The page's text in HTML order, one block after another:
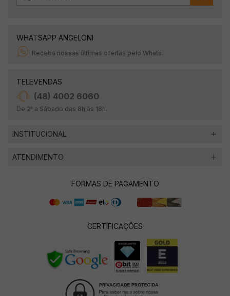
WHATSAPP ANGELONI
Receba nossas últimas ofertas pelo Whats.
TELEVENDAS
(48) 4002 6060
De 2ª a Sábado das 8h às 18h.
INSTITUCIONAL
ATENDIMENTO
FORMAS DE PAGAMENTO
CERTIFICAÇÕES